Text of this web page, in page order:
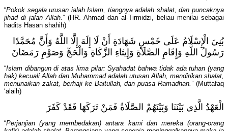
“Pokok segala urusan ialah Islam, tiangnya adalah shalat, dan puncaknya
jihad di jalan Allah.” (HR. Ahmad dan al-Tirmidzi, beliau menilai sebagai
hadits Hasan shahih)
بُنِيَ الْإِسْلَامُ عَلَى خَمْسٍ شَهَادَةِ أَنْ لَا إِلَهَ إِلَّا اللَّهُ وَأَنَّ مُحَمَّدًا
رَسُولُ اللَّهِ وَإِقَامِ الصَّلَاةِ وَإِيتَاءِ الزَّكَاةِ وَالْحَجِّ وَصَوْمِ رَمَضَانَ
“Islam dibangun di atas lima pilar: Syahadat bahwa tidak ada tuhan (yang
hak) kecuali Allah dan Muhammad adalah utusan Allah, mendirikan shalat,
menunaikan zakat, berhaji ke Baitullah, dan puasa Ramadhan.” (Muttafaq
‘alaih)
الْعَهْدُ الَّذِي بَيْنَنَا وَبَيْنَهُمْ الصَّلَاةُ فَمَنْ تَرَكَهَا فَقَدْ كَفَرَ
“Perjanjian (yang membedakan) antara kami dan mereka (orang-orang